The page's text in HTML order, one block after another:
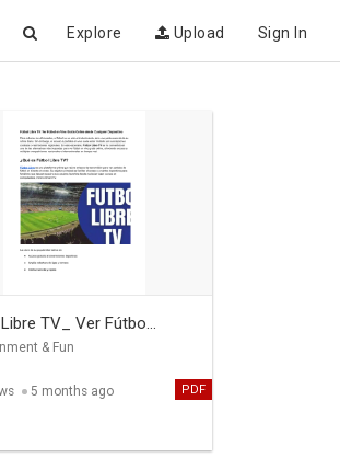
Explore Upload Sign In
TV_ Ver Fútbo...
& Fun
5 months ago PDF